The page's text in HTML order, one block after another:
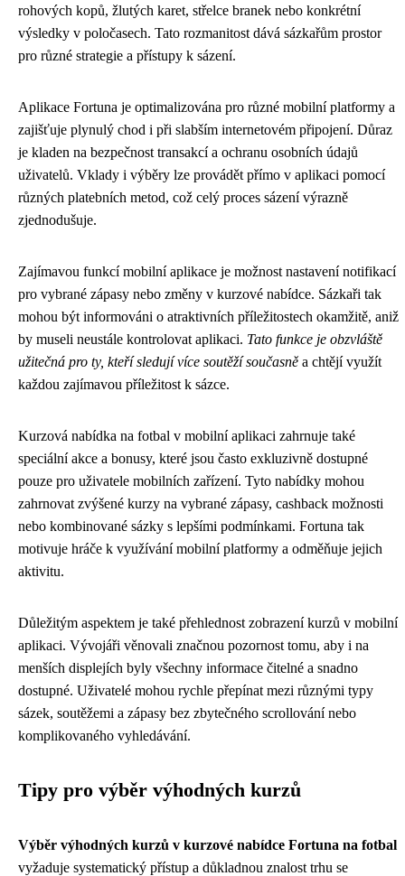
rohových kopů, žlutých karet, střelce branek nebo konkrétní
výsledky v poločasech. Tato rozmanitost dává sázkařům prostor
pro různé strategie a přístupy k sázení.
Aplikace Fortuna je optimalizována pro různé mobilní platformy a
zajišťuje plynulý chod i při slabším internetovém připojení. Důraz
je kladen na bezpečnost transakcí a ochranu osobních údajů
uživatelů. Vklady i výběry lze provádět přímo v aplikaci pomocí
různých platebních metod, což celý proces sázení výrazně
zjednodušuje.
Zajímavou funkcí mobilní aplikace je možnost nastavení notifikací
pro vybrané zápasy nebo změny v kurzové nabídce. Sázkaři tak
mohou být informováni o atraktivních příležitostech okamžitě, aniž
by museli neustále kontrolovat aplikaci. Tato funkce je obzvláště
užitečná pro ty, kteří sledují více soutěží současně a chtějí využít
každou zajímavou příležitost k sázce.
Kurzová nabídka na fotbal v mobilní aplikaci zahrnuje také
speciální akce a bonusy, které jsou často exkluzivně dostupné
pouze pro uživatele mobilních zařízení. Tyto nabídky mohou
zahrnovat zvýšené kurzy na vybrané zápasy, cashback možnosti
nebo kombinované sázky s lepšími podmínkami. Fortuna tak
motivuje hráče k využívání mobilní platformy a odměňuje jejich
aktivitu.
Důležitým aspektem je také přehlednost zobrazení kurzů v mobilní
aplikaci. Vývojáři věnovali značnou pozornost tomu, aby i na
menších displejích byly všechny informace čitelné a snadno
dostupné. Uživatelé mohou rychle přepínat mezi různými typy
sázek, soutěžemi a zápasy bez zbytečného scrollování nebo
komplikovaného vyhledávání.
Tipy pro výběr výhodných kurzů
Výběr výhodných kurzů v kurzové nabídce Fortuna na fotbal
vyžaduje systematický přístup a důkladnou znalost trhu se